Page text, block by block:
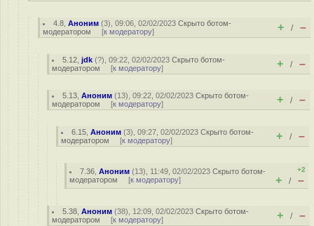
4.8 ,Аноним (3), 09:06, 02/02/2023Скрыто ботом-
модератором [к модератору] + / –
5.12 ,jdk (?), 09:22, 02/02/2023Скрыто ботом-
модератором [к модератору] + / –
5.13 ,Аноним (13), 09:22, 02/02/2023Скрыто ботом-
модератором [к модератору] + / –
6.15 ,Аноним (3), 09:27, 02/02/2023Скрыто ботом-
модератором [к модератору] + / –
7.36 ,Аноним (13), 11:49, 02/02/2023Скрыто ботом-
модератором [к модератору]
+2
+ / –
5.38 ,Аноним (38), 12:09, 02/02/2023Скрыто ботом-
модератором [к модератору] + / –